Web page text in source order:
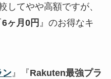
してやや高額ですが、
6ヶ月0円 』のお得なキ
ン』『Rakuten最強プラ